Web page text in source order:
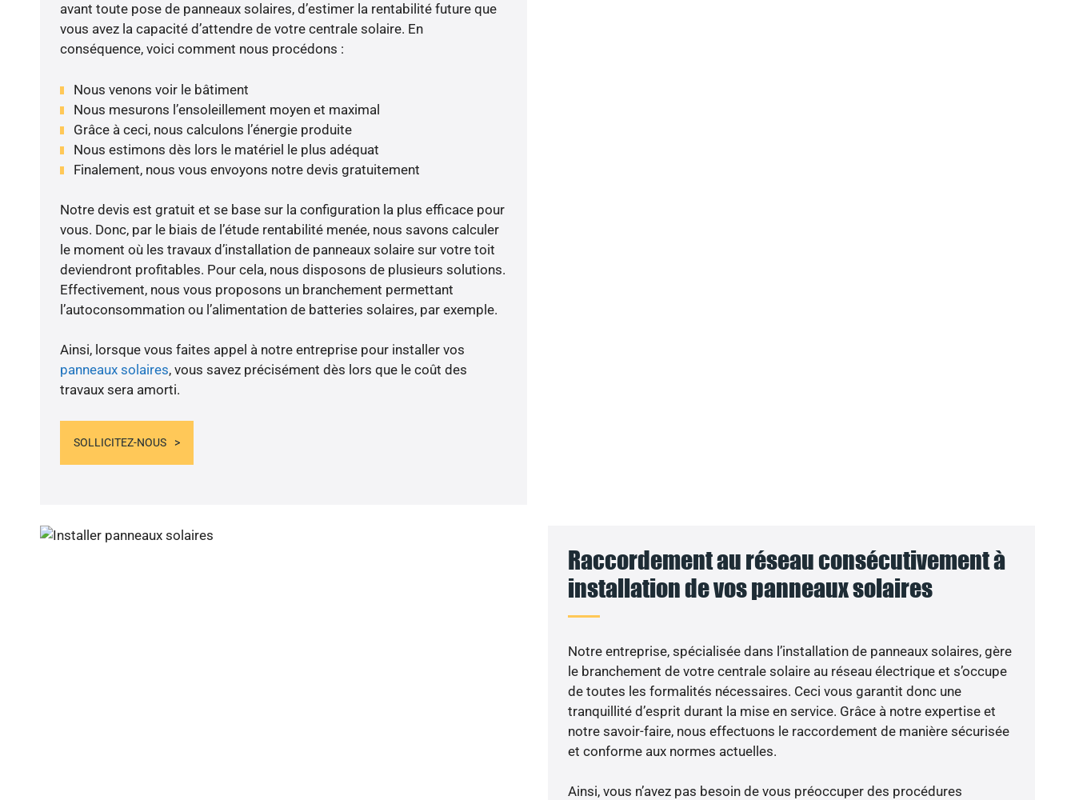
avant toute pose de panneaux solaires, d’estimer la rentabilité future que
vous avez la capacité d’attendre de votre centrale solaire. En
conséquence, voici comment nous procédons :
Nous venons voir le bâtiment
Nous mesurons l’ensoleillement moyen et maximal
Grâce à ceci, nous calculons l’énergie produite
Nous estimons dès lors le matériel le plus adéquat
Finalement, nous vous envoyons notre devis gratuitement
Notre devis est gratuit et se base sur la configuration la plus efficace pour
vous. Donc, par le biais de l’étude rentabilité menée, nous savons calculer
le moment où les travaux d’installation de panneaux solaire sur votre toit
deviendront profitables. Pour cela, nous disposons de plusieurs solutions.
Effectivement, nous vous proposons un branchement permettant
l’autoconsommation ou l’alimentation de batteries solaires, par exemple.
Ainsi, lorsque vous faites appel à notre entreprise pour installer vos
panneaux solaires, vous savez précisément dès lors que le coût des
travaux sera amorti.
SOLLICITEZ-NOUS
Raccordement au réseau consécutivement à
installation de vos panneaux solaires
Notre entreprise, spécialisée dans l’installation de panneaux solaires, gère
le branchement de votre centrale solaire au réseau électrique et s’occupe
de toutes les formalités nécessaires. Ceci vous garantit donc une
tranquillité d’esprit durant la mise en service. Grâce à notre expertise et
notre savoir-faire, nous effectuons le raccordement de manière sécurisée
et conforme aux normes actuelles.
Ainsi, vous n’avez pas besoin de vous préoccuper des procédures